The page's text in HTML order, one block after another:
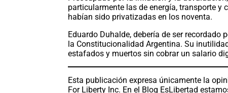
particularmente las de energía, transporte
habían sido privatizadas en los noventa.
Eduardo Duhalde, debería de ser
la Constitucionalidad Argentina. Su
estafados y muertos sin cobrar un salario
Esta publicación expresa únicamente la
For Liberty Inc. En el Blog EsLibertad